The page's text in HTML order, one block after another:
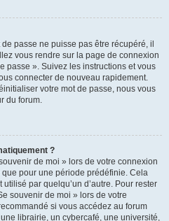
passe ne puisse pas être récupéré, il
vous rendre sur la page de connexion
passe ». Suivez les instructions et vous
connecter de nouveau rapidement.
votre mot de passe, nous vous
du forum.
?
de moi » lors de votre connexion
pour une période prédéfinie. Cela
par quelqu’un d’autre. Pour rester
souvenir de moi » lors de votre
si vous accédez au forum
librairie, un cybercafé, une université,